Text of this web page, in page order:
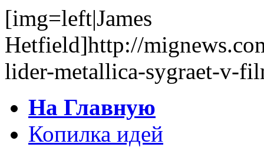
[img=left|James
Hetfield]http://
lider-metallica-sygraet-v-
На Главную
Копилка идей